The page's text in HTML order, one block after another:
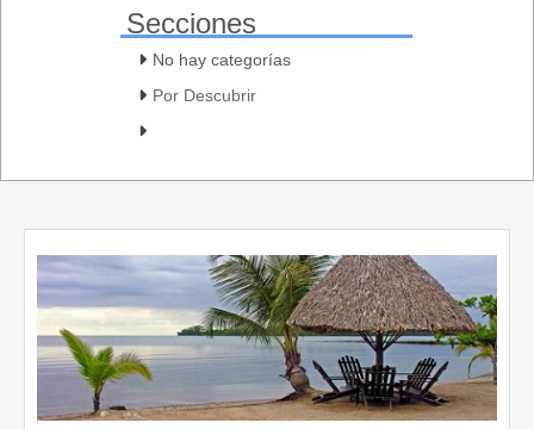
Secciones
No hay categorías
Por Descubrir